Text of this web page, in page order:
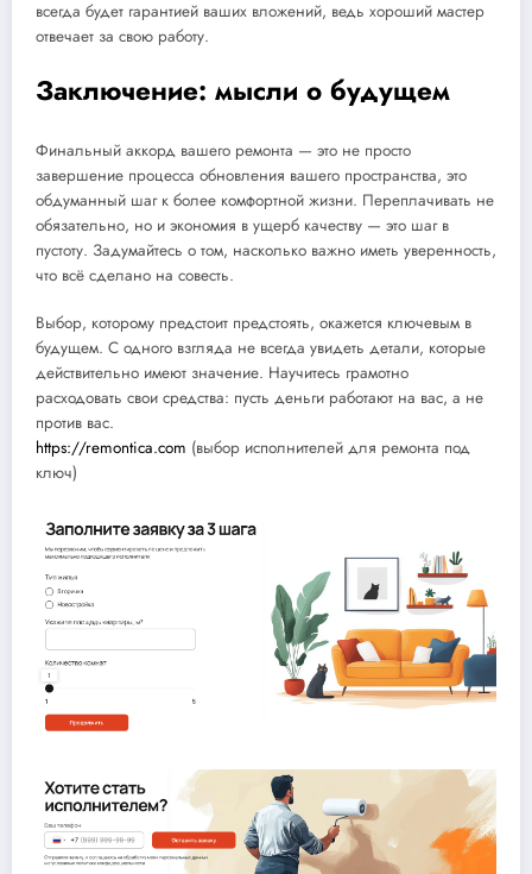
всегда будет гарантией ваших вложений, ведь хороший мастер
отвечает за свою работу.
Заключение: мысли о будущем
Финальный аккорд вашего ремонта — это не просто
завершение процесса обновления вашего пространства, это
обдуманный шаг к более комфортной жизни. Переплачивать не
обязательно, но и экономия в ущерб качеству — это шаг в
пустоту. Задумайтесь о том, насколько важно иметь уверенность,
что всё сделано на совесть.
Выбор, которому предстоит предстоять, окажется ключевым в
будущем. С одного взгляда не всегда увидеть детали, которые
действительно имеют значение. Научитесь грамотно
расходовать свои средства: пусть деньги работают на вас, а не
против вас.
https://remontica.com (выбор исполнителей для ремонта под
ключ)